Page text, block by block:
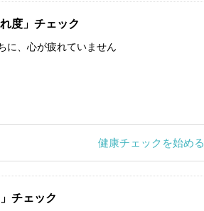
度」チェック
に、心が疲れていません
健康チェックを始める
チェック